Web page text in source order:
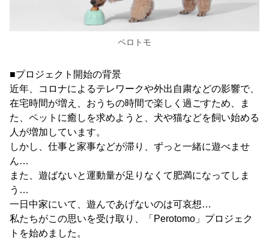
ペロトモ
■プロジェクト開始の背景
近年、コロナによるテレワークや外出自粛などの影響で、
在宅時間が増え、おうちの時間で楽しく過ごすため、ま
た、ペットに癒しを求めようと、犬や猫などを飼い始める
人が増加しています。
しかし、仕事と家事などが滞り、ずっと一緒に遊べませ
ん…
また、遊ばないと運動量が足りなくて肥満になってしま
う…
一日中家にいて、遊んであげないのは可哀想…
私たちがこの思いを受け取り、「Perotomo」プロジェク
トを始めました。